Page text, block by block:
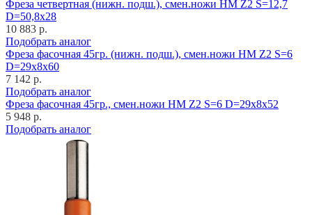
Фреза четвертная (нижн. подш.), смен.ножи HM Z2 S=12,7
D=50,8x28
10 883 р.
Подобрать аналог
Фреза фасочная 45гр. (нижн. подш.), смен.ножи HM Z2 S=6
D=29x8x60
7 142 р.
Подобрать аналог
Фреза фасочная 45гр., смен.ножи HM Z2 S=6 D=29x8x52
5 948 р.
Подобрать аналог